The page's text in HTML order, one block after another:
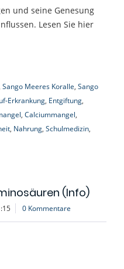
und seine Genesung
Lesen Sie hier
Sango Meeres Koralle, Sango
Erkrankung, Entgiftung,
, Calciummangel,
, Nahrung, Schulmedizin,
(Info)
0 Kommentare